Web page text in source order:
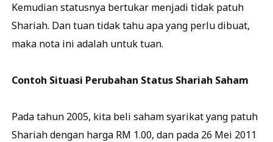
Kemudian statusnya bertukar menjadi tidak patuh
Shariah. Dan tuan tidak tahu apa yang perlu dibuat,
maka nota ini adalah untuk tuan.
Contoh Situasi Perubahan Status Shariah Saham
Pada tahun 2005, kita beli saham syarikat yang patuh
Shariah dengan harga RM 1.00, dan pada 26 Mei 2011